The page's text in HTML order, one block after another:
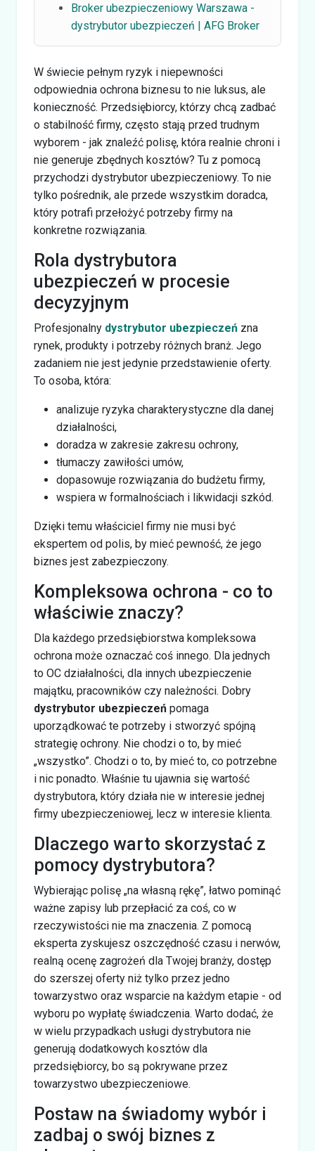
Broker ubezpieczeniowy Warszawa -
dystrybutor ubezpieczeń | AFG Broker
W świecie pełnym ryzyk i niepewności
odpowiednia ochrona biznesu to nie luksus, ale
konieczność. Przedsiębiorcy, którzy chcą zadbać
o stabilność firmy, często stają przed trudnym
wyborem - jak znaleźć polisę, która realnie chroni i
nie generuje zbędnych kosztów? Tu z pomocą
przychodzi dystrybutor ubezpieczeniowy. To nie
tylko pośrednik, ale przede wszystkim doradca,
który potrafi przełożyć potrzeby firmy na
konkretne rozwiązania.
Rola dystrybutora
ubezpieczeń w procesie
decyzyjnym
Profesjonalny dystrybutor ubezpieczeń zna
rynek, produkty i potrzeby różnych branż. Jego
zadaniem nie jest jedynie przedstawienie oferty.
To osoba, która:
analizuje ryzyka charakterystyczne dla danej
działalności,
doradza w zakresie zakresu ochrony,
tłumaczy zawiłości umów,
dopasowuje rozwiązania do budżetu firmy,
wspiera w formalnościach i likwidacji szkód.
Dzięki temu właściciel firmy nie musi być
ekspertem od polis, by mieć pewność, że jego
biznes jest zabezpieczony.
Kompleksowa ochrona - co to
właściwie znaczy?
Dla każdego przedsiębiorstwa kompleksowa
ochrona może oznaczać coś innego. Dla jednych
to OC działalności, dla innych ubezpieczenie
majątku, pracowników czy należności. Dobry
dystrybutor ubezpieczeń pomaga
uporządkować te potrzeby i stworzyć spójną
strategię ochrony. Nie chodzi o to, by mieć
„wszystko”. Chodzi o to, by mieć to, co potrzebne
i nic ponadto. Właśnie tu ujawnia się wartość
dystrybutora, który działa nie w interesie jednej
firmy ubezpieczeniowej, lecz w interesie klienta.
Dlaczego warto skorzystać z
pomocy dystrybutora?
Wybierając polisę „na własną rękę”, łatwo pominąć
ważne zapisy lub przepłacić za coś, co w
rzeczywistości nie ma znaczenia. Z pomocą
eksperta zyskujesz oszczędność czasu i nerwów,
realną ocenę zagrożeń dla Twojej branży, dostęp
do szerszej oferty niż tylko przez jedno
towarzystwo oraz wsparcie na każdym etapie - od
wyboru po wypłatę świadczenia. Warto dodać, że
w wielu przypadkach usługi dystrybutora nie
generują dodatkowych kosztów dla
przedsiębiorcy, bo są pokrywane przez
towarzystwo ubezpieczeniowe.
Postaw na świadomy wybór i
zadbaj o swój biznes z